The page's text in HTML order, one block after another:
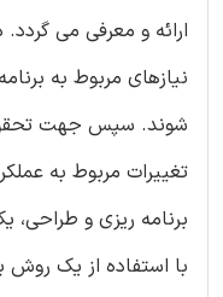
ارائه و معرفی می
شوند. سپس جهت
تغییرات مربوط به
برنامه ریزی و طراحی،
با استفاده از یک روش